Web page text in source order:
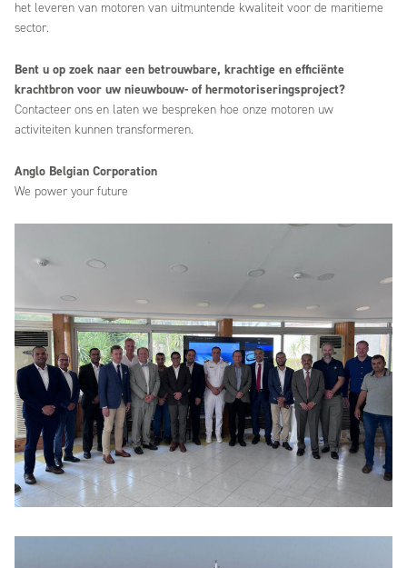
het leveren van motoren van uitmuntende kwaliteit voor de maritieme
sector.
Bent u op zoek naar een betrouwbare, krachtige en efficiënte
krachtbron voor uw nieuwbouw- of hermotoriseringsproject?
Contacteer ons en laten we bespreken hoe onze motoren uw
activiteiten kunnen transformeren.
Anglo Belgian Corporation
We power your future